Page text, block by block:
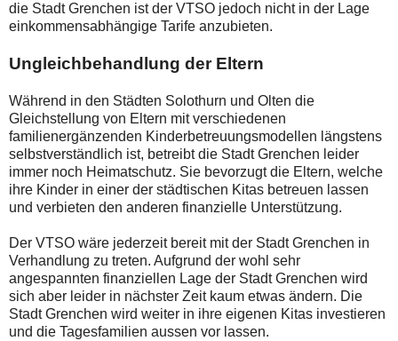
die Stadt Grenchen ist der VTSO jedoch nicht in der Lage
einkommensabhängige Tarife anzubieten.
Ungleichbehandlung der Eltern
Während in den Städten Solothurn und Olten die
Gleichstellung von Eltern mit verschiedenen
familienergänzenden Kinderbetreuungsmodellen längstens
selbstverständlich ist, betreibt die Stadt Grenchen leider
immer noch Heimatschutz. Sie bevorzugt die Eltern, welche
ihre Kinder in einer der städtischen Kitas betreuen lassen
und verbieten den anderen finanzielle Unterstützung.
Der VTSO wäre jederzeit bereit mit der Stadt Grenchen in
Verhandlung zu treten. Aufgrund der wohl sehr
angespannten finanziellen Lage der Stadt Grenchen wird
sich aber leider in nächster Zeit kaum etwas ändern. Die
Stadt Grenchen wird weiter in ihre eigenen Kitas investieren
und die Tagesfamilien aussen vor lassen.